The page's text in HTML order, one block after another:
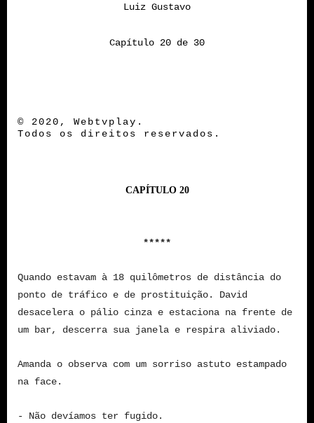
Luiz Gustavo
Capítulo 20 de 30
© 2020, Webtvplay.
Todos os direitos reservados.
CAPÍTULO 20
*****
Quando estavam à 18 quilômetros de distância do
ponto de tráfico e de prostituição. David
desacelera o pálio cinza e estaciona na frente de
um bar, descerra sua janela e respira aliviado.
Amanda o observa com um sorriso astuto estampado
na face.
- Não devíamos ter fugido.